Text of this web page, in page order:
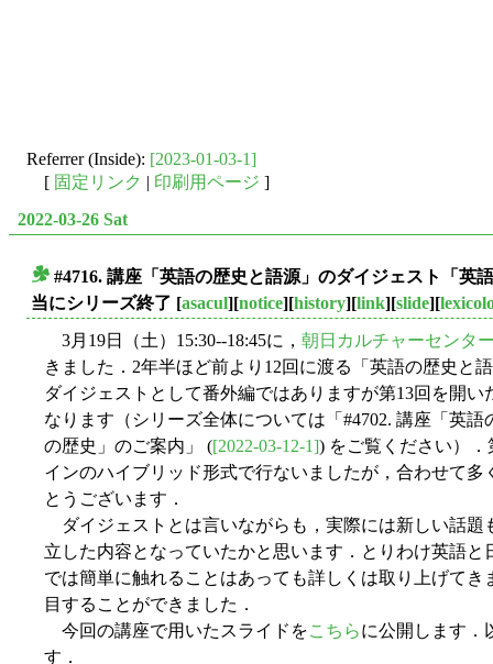
Referrer (Inside): [2023-01-03-1]
[ 固定リンク | 印刷用ページ ]
2022-03-26 Sat
#4716. 講座「英語の歴史と語源」のダイジェスト「英
当にシリーズ終了 [asacul][notice][history][link][slide][
3月19日（土）15:30--18:45に， 朝日カルチャーセンタ
きました．2年半ほど前より12回に渡る「英語の歴史と
ダイジェストとして番外編ではありますが第13回を開
なります（シリーズ全体については「#4702. 講座「英
の歴史」のご案内」 ([2022-03-12-1]) をご覧ください）
インのハイブリッド形式で行ないましたが，合わせて
とうございます．
ダイジェストとは言いながらも，実際には新しい話題
立した内容となっていたかと思います．とりわけ英語
では簡単に触れることはあっても詳しくは取り上げて
目することができました．
今回の講座で用いたスライドをこちらに公開します．
す．